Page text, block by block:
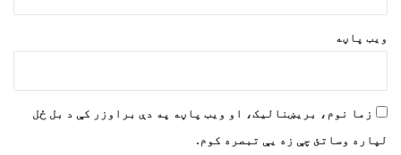
ویب پاڼه
زما نوم، بریښنالیک، او ویب پاڼه په دې براوزر کې د بل ځل
لپاره وساتئ چې زه یې تبصره کوم.